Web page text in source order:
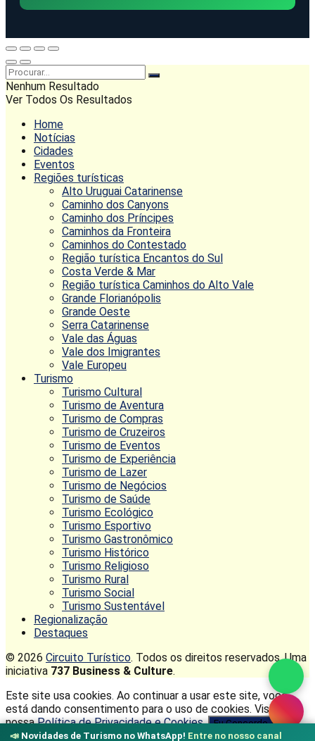
Nenhum Resultado
Ver Todos Os Resultados
Home
Notícias
Cidades
Eventos
Regiões turísticas
Alto Uruguai Catarinense
Caminho dos Canyons
Caminho dos Príncipes
Caminhos da Fronteira
Caminhos do Contestado
Região turística Encantos do Sul
Costa Verde & Mar
Região turística Caminhos do Alto Vale
Grande Florianópolis
Grande Oeste
Serra Catarinense
Vale das Águas
Vale dos Imigrantes
Vale Europeu
Turismo
Turismo Cultural
Turismo de Aventura
Turismo de Compras
Turismo de Cruzeiros
Turismo de Eventos
Turismo de Experiência
Turismo de Lazer
Turismo de Negócios
Turismo de Saúde
Turismo Ecológico
Turismo Esportivo
Turismo Gastronômico
Turismo Histórico
Turismo Religioso
Turismo Rural
Turismo Social
Turismo Sustentável
Regionalização
Destaques
© 2026 Circuito Turístico. Todos os direitos reservados. Uma
iniciativa 737 Business & Culture.
Este site usa cookies. Ao continuar a usar este site, você
está dando consentimento para o uso de cookies. Visite
nossaPolítica de Privacidade e Cookies. Eu Concordo
📣 Novidades de Turismo no WhatsApp! Entre no nosso canal